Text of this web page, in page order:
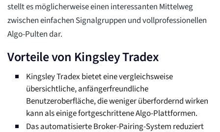
stellt es möglicherweise einen interessanten Mittelweg
zwischen einfachen Signalgruppen und vollprofessionellen
Algo-Pulten dar.
Vorteile von Kingsley Tradex
Kingsley Tradex bietet eine vergleichsweise
übersichtliche, anfängerfreundliche
Benutzeroberfläche, die weniger überfordernd wirken
kann als einige fortgeschrittene Algo-Plattformen.
Das automatisierte Broker-Pairing-System reduziert